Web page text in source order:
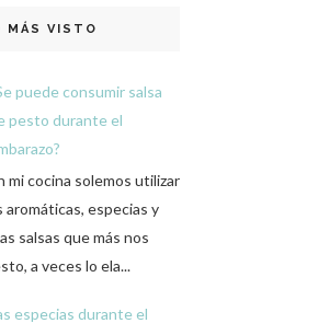
MÁS VISTO
puede consumir salsa
pesto durante el
mi cocina solemos utilizar
aromáticas, especias y
salsas que más nos
a veces lo ela...
especias durante el